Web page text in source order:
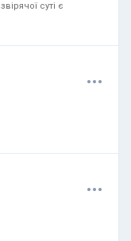
суті є
...
...